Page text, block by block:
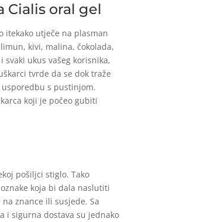
Cialis oral gel
itekako utječe na plasman
kivi, malina, čokolada,
svaki ukus vašeg korisnika,
tvrde da se dok traže
s pustinjom.
koji je počeo gubiti
pošiljci stiglo. Tako
koja bi dala naslutiti
znance ili susjede. Sa
i sigurna dostava su jednako